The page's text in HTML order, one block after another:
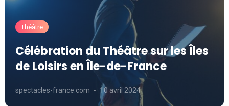
Théâtre
Célébration du Théâtre sur les Îles
de Loisirs en Île-de-France
spectacles-france.com 10 avril 2024